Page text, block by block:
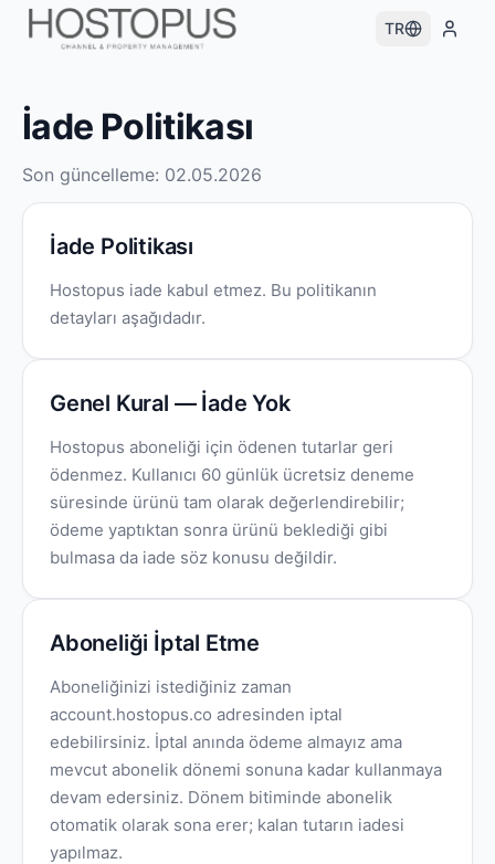
TR
İade Politikası
Son güncelleme: 02.05.2026
İade Politikası
Hostopus iade kabul etmez. Bu politikanın
detayları aşağıdadır.
Genel Kural — İade Yok
Hostopus aboneliği için ödenen tutarlar geri
ödenmez. Kullanıcı 60 günlük ücretsiz deneme
süresinde ürünü tam olarak değerlendirebilir;
ödeme yaptıktan sonra ürünü beklediği gibi
bulmasa da iade söz konusu değildir.
Aboneliği İptal Etme
Aboneliğinizi istediğiniz zaman
account.hostopus.co adresinden iptal
edebilirsiniz. İptal anında ödeme almayız ama
mevcut abonelik dönemi sonuna kadar kullanmaya
devam edersiniz. Dönem bitiminde abonelik
otomatik olarak sona erer; kalan tutarın iadesi
yapılmaz.